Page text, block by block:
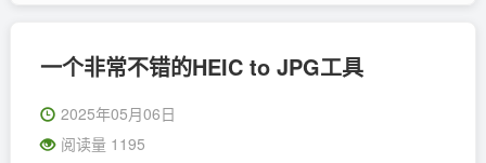
一个非常不错的HEIC to JPG工具
2025年05月06日
阅读量 1195